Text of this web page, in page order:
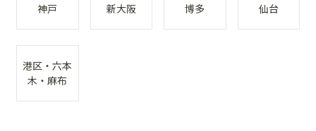
神戸 新大阪 博多 仙台
港区・六本
木・麻布